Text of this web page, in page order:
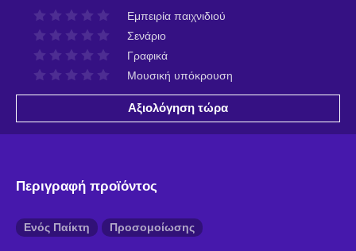
Εμπειρία παιχνιδιού
Σενάριο
Γραφικά
Μουσική υπόκρουση
Αξιολόγηση τώρα
Περιγραφή προϊόντος
Ενός Παίκτη Προσομοίωσης